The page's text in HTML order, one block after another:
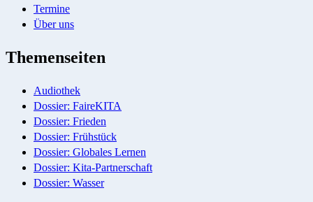
Termine
Über uns
Themenseiten
Audiothek
Dossier: FaireKITA
Dossier: Frieden
Dossier: Frühstück
Dossier: Globales Lernen
Dossier: Kita-Partnerschaft
Dossier: Wasser